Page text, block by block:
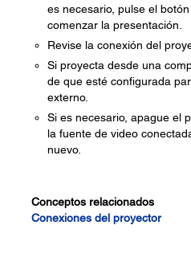
es necesario, pulse el
comenzar la presentación.
Revise la conexión del
Si proyecta desde una
de que esté configurada
externo.
Si es necesario, apague el
la fuente de video
nuevo.
Conceptos relacionados
Conexiones del proyector